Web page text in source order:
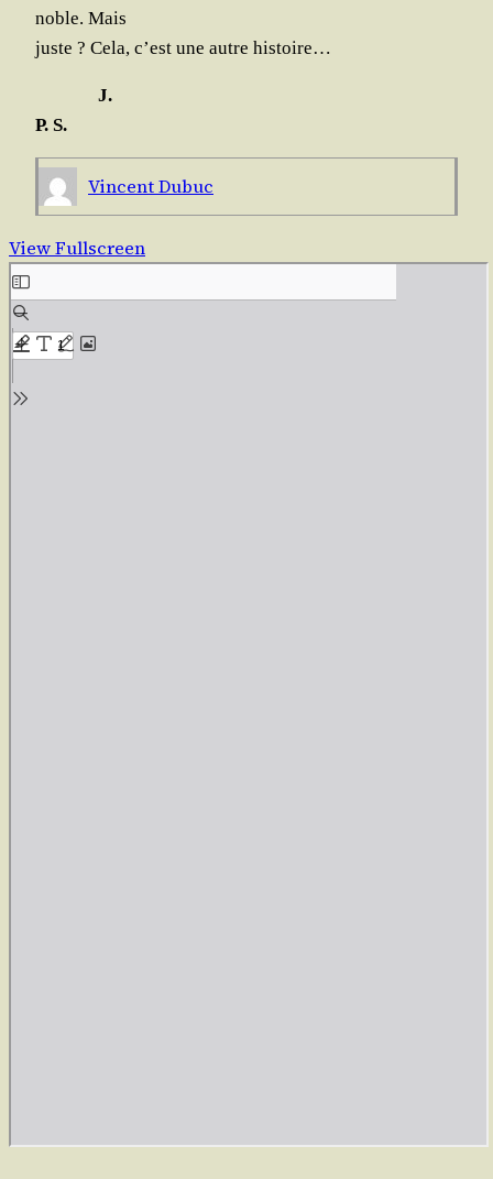
noble. Mais
juste ? Cela, c’est une autre histoire…
J.
P. S.
Vincent Dubuc
View Fullscreen